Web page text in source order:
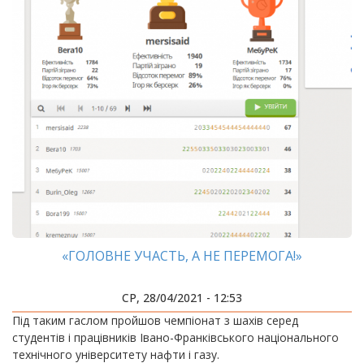
«ГОЛОВНЕ УЧАСТЬ, А НЕ ПЕРЕМОГА!»
СР, 28/04/2021 - 12:53
​​​​​​​Під таким гаслом пройшов чемпіонат з шахів серед
студентів і працівників Івано-Франківського національного
технічного університету нафти і газу.